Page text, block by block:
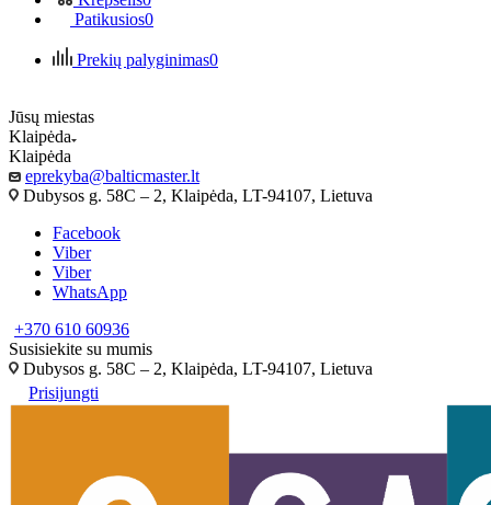
Patikusios0
Prekių palyginimas0
Jūsų miestas
Klaipėda
Klaipėda
eprekyba@balticmaster.lt
Dubysos g. 58C – 2, Klaipėda, LT-94107, Lietuva
Facebook
Viber
Viber
WhatsApp
+370 610 60936
Susisiekite su mumis
Dubysos g. 58C – 2, Klaipėda, LT-94107, Lietuva
Prisijungti